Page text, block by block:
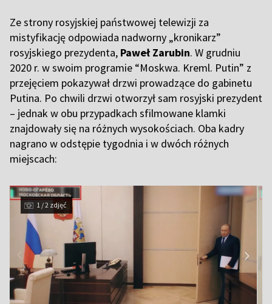
Ze strony rosyjskiej państwowej telewizji za
mistyfikację odpowiada nadworny „kronikarz”
rosyjskiego prezydenta, Paweł Zarubin. W grudniu
2020 r. w swoim programie “Moskwa. Kreml. Putin” z
przejęciem pokazywał drzwi prowadzące do gabinetu
Putina. Po chwili drzwi otworzył sam rosyjski prezydent
– jednak w obu przypadkach sfilmowane klamki
znajdowały się na różnych wysokościach. Oba kadry
nagrano w odstępie tygodnia i w dwóch różnych
miejscach:
1 / 2 zdjęć